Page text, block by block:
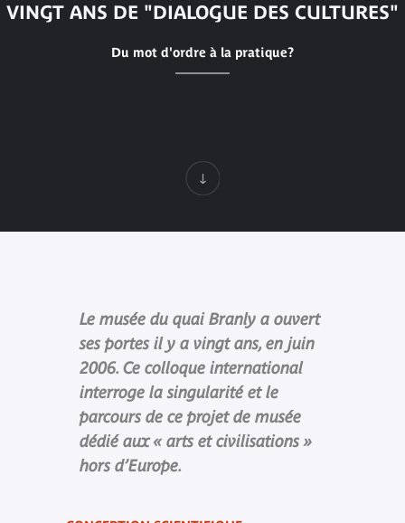
VINGT ANS DE "DIALOGUE DES CULTURES"
Du mot d'ordre à la pratique?
Le musée du quai Branly a ouvert
ses portes il y a vingt ans, en juin
2006. Ce colloque international
interroge la singularité et le
parcours de ce projet de musée
dédié aux « arts et civilisations »
hors d’Europe.